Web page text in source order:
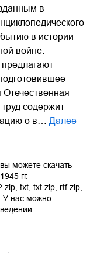
в
в истории
войне.
Отечественная
содержит
о в…
Далее
можете скачать
гг.
txt txt.zip rtf.zip
. У нас можно